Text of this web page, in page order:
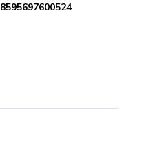
8595697600524